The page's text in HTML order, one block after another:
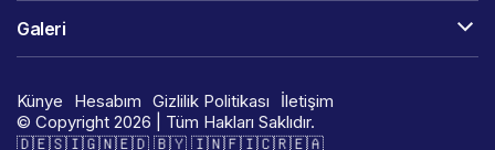
Galeri
Künye Hesabım Gizlilik Politikası
İletişim
© Copyright 2026 | Tüm Hakları Saklıdır.
🇩​​​​​🇪​​​​​🇸​​​​​🇮​​​​​🇬​​​​​🇳​​​​​🇪​​​​​🇩​​​​​ 🇧​​​​​🇾​​​​​ 🇮​​​​​🇳​​​​​🇫​​​​​🇮​​​​​🇨​​​​​🇷​​​​​🇪​​​​​🇦​​​​​​​​​​